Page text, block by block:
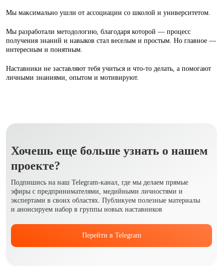
Мы максимально ушли от ассоциации со школой и университетом.
Мы разработали методологию, благодаря которой — процесс
получения знаний и навыков стал веселым и простым. Но главное —
интересным и понятным.
Наставники не заставляют тебя учиться и что‑то делать, а помогают
личными знаниями, опытом и мотивируют.
Хочешь еще больше узнать о нашем
проекте?
Подпишись на наш Telegram-канал, где мы делаем прямые
эфиры с предпринимателями, медийными личностями и
экспертами в своих областях. Публикуем полезные материалы
и анонсируем набор в группы новых наставников
Перейти в Telegram